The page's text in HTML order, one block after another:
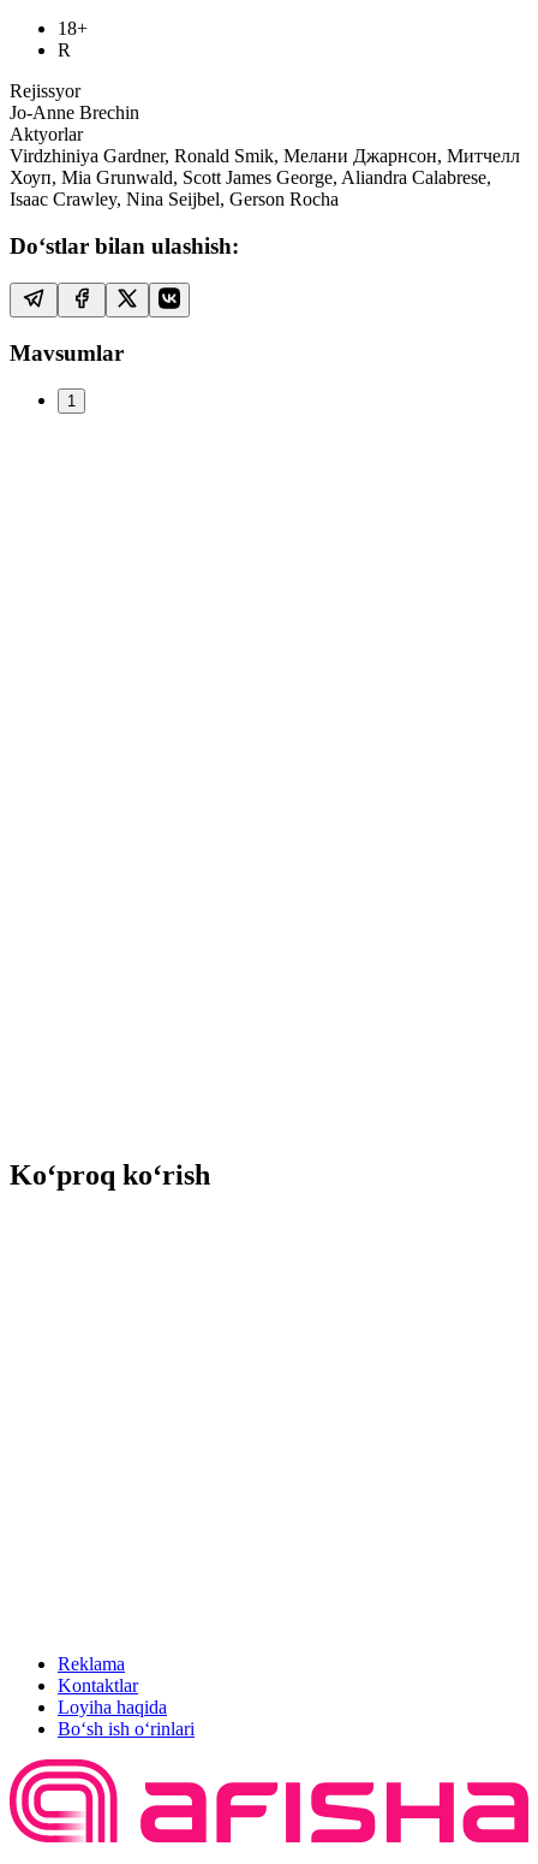
18+
R
Rejissyor
Jo-Anne Brechin
Aktyorlar
Virdzhiniya Gardner, Ronald Smik, Мелани Джарнсон, Митчелл
Хоуп, Mia Grunwald, Scott James George, Aliandra Calabrese,
Isaac Crawley, Nina Seijbel, Gerson Rocha
Do‘stlar bilan ulashish:
Mavsumlar
1
Ko‘proq ko‘rish
Reklama
Kontaktlar
Loyiha haqida
Bo‘sh ish o‘rinlari